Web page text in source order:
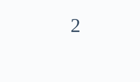
2